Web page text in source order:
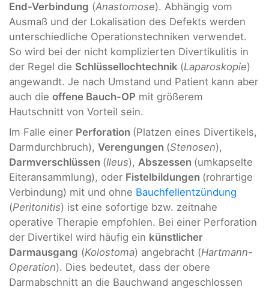
End-Verbindung (Anastomose). Abhängig vom
Ausmaß und der Lokalisation des Defekts werden
unterschiedliche Operationstechniken verwendet.
So wird bei der nicht komplizierten Divertikulitis in
der Regel die Schlüssellochtechnik (Laparoskopie)
angewandt. Je nach Umstand und Patient kann aber
auch die offene Bauch-OP mit größerem
Hautschnitt von Vorteil sein.
Im Falle einer Perforation (Platzen eines Divertikels,
Darmdurchbruch), Verengungen (Stenosen),
Darmverschlüssen (Ileus), Abszessen (umkapselte
Eiteransammlung), oder Fistelbildungen (rohrartige
Verbindung) mit und ohne Bauchfellentzündung
(Peritonitis) ist eine sofortige bzw. zeitnahe
operative Therapie empfohlen. Bei einer Perforation
der Divertikel wird häufig ein künstlicher
Darmausgang (Kolostoma) angebracht (Hartmann-
Operation). Dies bedeutet, dass der obere
Darmabschnitt an die Bauchwand angeschlossen